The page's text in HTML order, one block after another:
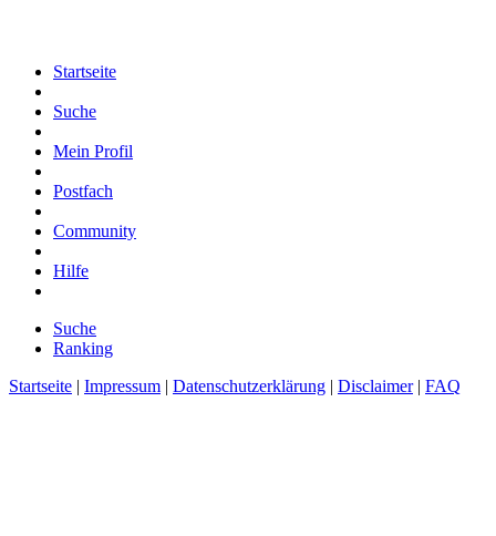
Startseite
Suche
Mein Profil
Postfach
Community
Hilfe
Suche
Ranking
Startseite | Impressum | Datenschutzerklärung | Disclaimer| FAQ